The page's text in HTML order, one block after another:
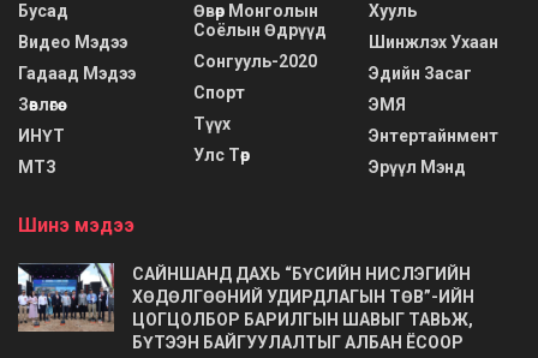
Бусад
Видео Мэдээ
Гадаад Мэдээ
Зөвлөгөө
ИНҮТ
МТЗ
Өвөр Монголын
Соёлын Өдрүүд
Сонгууль-2020
Спорт
Түүх
Улс Төр
Хууль
Шинжлэх Ухаан
Эдийн Засаг
ЭМЯ
Энтертайнмент
Эрүүл Мэнд
Шинэ мэдээ
САЙНШАНД ДАХЬ “БҮСИЙН НИСЛЭГИЙН
ХӨДӨЛГӨӨНИЙ УДИРДЛАГЫН ТӨВ”-ИЙН
ЦОГЦОЛБОР БАРИЛГЫН ШАВЫГ ТАВЬЖ,
БҮТЭЭН БАЙГУУЛАЛТЫГ АЛБАН ЁСООР